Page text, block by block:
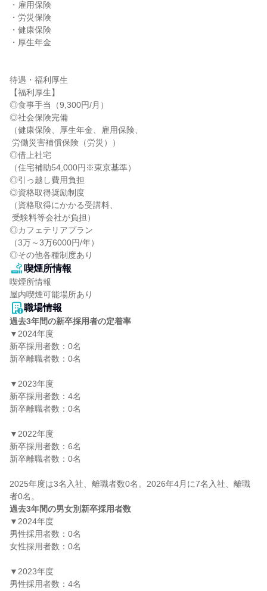
・雇用保険
・労災保険
・健康保険
・厚生年金
待遇・福利厚生
【福利厚生】
◎食事手当（9,300円/月）
◎社会保険完備
（健康保険、厚生年金、雇用保険、
◎借上社宅
（住宅補助54,000円※東京基準）
◎引っ越し費用負担
◎資格取得奨励制度
（資格取得にかかる受講料、
◎カフェテリアプラン
（3万～3万6000円/年）
◎その他各種制度あり
喫煙所情報
喫煙所情報
屋内喫煙可能場所あり
職場情報
過去3年間の新卒採用者の定着率
▼2024年度
新卒採用者数：0名
新卒離職者数：0名
▼2023年度
新卒採用者数：4名
新卒離職者数：0名
▼2022年度
新卒採用者数：6名
新卒離職者数：0名
2025年度は3名入社、離職者数0名。2026年4月に7名入社、離職
過去3年間の男女別新卒採用者数
▼2024年度
男性採用者数：0名
女性採用者数：0名
▼2023年度
男性採用者数：4名